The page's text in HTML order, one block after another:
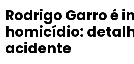
Rodrigo Garro é
homicídio:
acidente